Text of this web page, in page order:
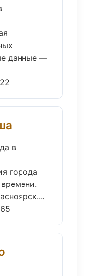
данные —
в
города